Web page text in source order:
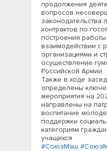
продолжения
вопросов
законодательства
контрактов по
построения
взаимодействии с
организациями и
осуществление
Российской Армии.
Также в ходе
определены
мероприятия на
направлены на
воспитание
поддержки
категориям
учащихся.
#СоюзМаш